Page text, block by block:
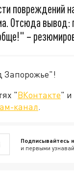
повреждений
Отсюда вывод:
–
Запорожье"!
"ВКонтакте" и
канал.
Подписывайтесь
и первыми